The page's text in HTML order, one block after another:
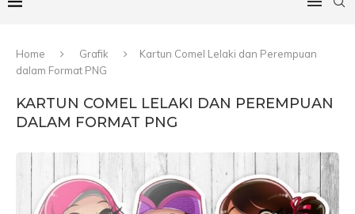
Home Grafik
Kartun Comel Lelaki dan Perempuan
dalam Format PNG
KARTUN COMEL LELAKI DAN PEREMPUAN
DALAM FORMAT PNG